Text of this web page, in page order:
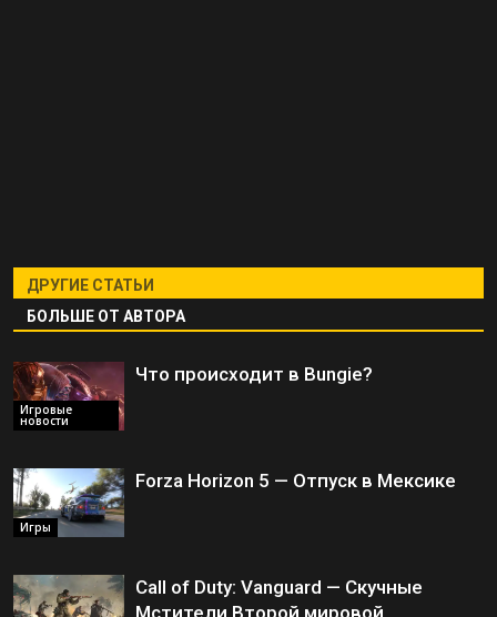
ДРУГИЕ СТАТЬИ
БОЛЬШЕ ОТ АВТОРА
Игровые
новости
Что происходит в Bungie?
Игры
Forza Horizon 5 — Отпуск в Мексике
Call of Duty: Vanguard — Скучные